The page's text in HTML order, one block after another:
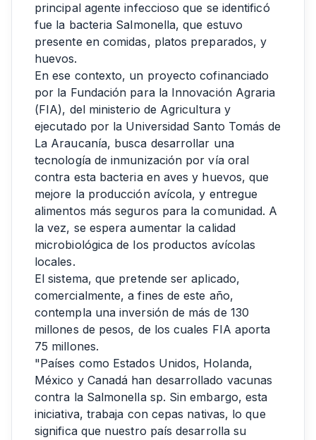
principal agente infeccioso que se identificó
fue la bacteria Salmonella, que estuvo
presente en comidas, platos preparados, y
huevos.
En ese contexto, un proyecto cofinanciado
por la Fundación para la Innovación Agraria
(FIA), del ministerio de Agricultura y
ejecutado por la Universidad Santo Tomás de
La Araucanía, busca desarrollar una
tecnología de inmunización por vía oral
contra esta bacteria en aves y huevos, que
mejore la producción avícola, y entregue
alimentos más seguros para la comunidad. A
la vez, se espera aumentar la calidad
microbiológica de los productos avícolas
locales.
El sistema, que pretende ser aplicado,
comercialmente, a fines de este año,
contempla una inversión de más de 130
millones de pesos, de los cuales FIA aporta
75 millones.
"Países como Estados Unidos, Holanda,
México y Canadá han desarrollado vacunas
contra la Salmonella sp. Sin embargo, esta
iniciativa, trabaja con cepas nativas, lo que
significa que nuestro país desarrolla su